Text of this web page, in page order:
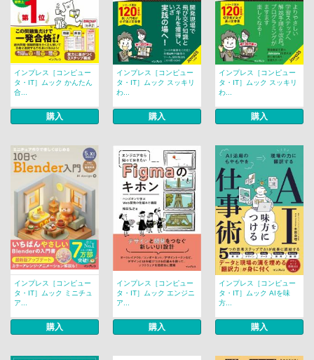
インプレス［コンピュー
タ・IT］ムック かんたん
合...
購入
インプレス［コンピュー
タ・IT］ムック スッキリ
わ...
購入
インプレス［コンピュー
タ・IT］ムック スッキリ
わ...
購入
インプレス［コンピュー
タ・IT］ムック ミニチュ
ア...
購入
インプレス［コンピュー
タ・IT］ムック エンジニ
ア...
購入
インプレス［コンピュー
タ・IT］ムック AIを味
方...
購入